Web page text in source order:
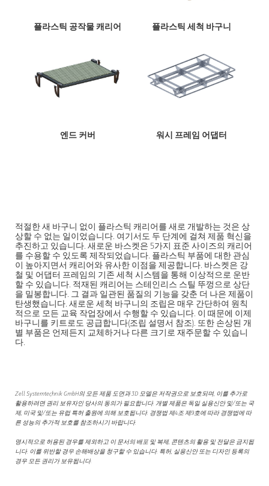
플라스틱 공작물 캐리어 플라스틱 세척 바구니
엔드 커버 워시 프레임 어댑터
적절한 새 바구니 없이 플라스틱 캐리어를 새로 개발하는 것은 상
상할 수 없는 일이었습니다. 여기서도 두 단계에 걸쳐 제품 혁신을
추진하고 있습니다. 새로운 바스켓은 5가지 표준 사이즈의 캐리어
를 수용할 수 있도록 제작되었습니다. 플라스틱 부품에 대한 관심
이 높아지면서 캐리어와 유사한 이점을 제공합니다. 바스켓은 강
철 및 어댑터 프레임의 기존 세척 시스템을 통해 이상적으로 운반
할 수 있습니다. 적재된 캐리어는 스테인리스 스틸 뚜껑으로 상단
을 밀봉합니다. 그 결과 일관된 품질의 기능을 갖춘 더 나은 제품이
탄생했습니다. 새로운 세척 바구니의 조립은 매우 간단하여 원칙
적으로 모든 교육 작업장에서 수행할 수 있습니다. 이 때문에 이제
바구니를 키트로도 공급합니다(조립 설명서 참조). 또한 손상된 개
별 부품은 언제든지 교체하거나 다른 크기로 재주문할 수 있습니
다.
Zell Systemtechnik GmbH의 모든 제품 도면과 3D 모델은 저작권으로 보호되며, 이를 추가로
활용하려면 권리 보유자인 당사의 동의가 필요합니다. 개별 제품은 독일 실용신안 및/또는 국
제, 미국 및/또는 유럽 특허 출원에 의해 보호됩니다. 경쟁법 제4조 제9호에 따라 경쟁법에 따
른 성능의 추가적 보호를 참조하시기 바랍니다.
명시적으로 허용된 경우를 제외하고 이 문서의 배포 및 복제, 콘텐츠의 활용 및 전달은 금지됩
니다. 이를 위반할 경우 손해배상을 청구할 수 있습니다. 특허, 실용신안 또는 디자인 등록의
경우 모든 권리가 보유됩니다.